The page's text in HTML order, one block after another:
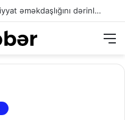
Səfir: Azərbaycan Omanla nəqliyyat əməkdaşlığını dərinləşdirməyə hazırdır